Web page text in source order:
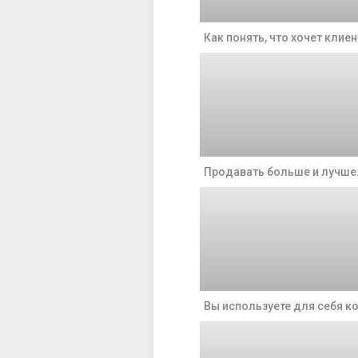
Как понять, что хочет
Продавать больше и лучше.
Вы используете для себя